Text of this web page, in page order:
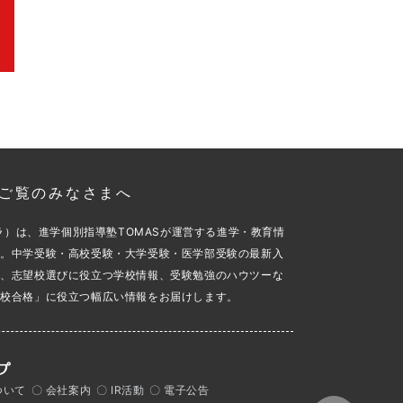
覧のみなさまへ
は、進学個別指導塾TOMASが運営する進学・教育情
中学受験・高校受験・大学受験・医学部受験の最新入
志望校選びに役立つ学校情報、受験勉強のハウツーな
合格」に役立つ幅広い情報をお届けします。
て 〇 会社案内 〇 IR活動 〇 電子公告